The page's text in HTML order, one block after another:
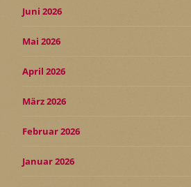
Juni 2026
Mai 2026
April 2026
März 2026
Februar 2026
Januar 2026